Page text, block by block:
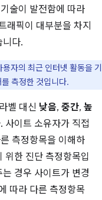
술이 발전함에 따라
래픽이 대부분을 차지
니다.
자의 최근 인터넷 활동을 기
측정한 것입니다.
라벨 대신 낮음, 중간, 높
사이트 소유자가 직접
측정항목을 이해하
위한 진단 측정항목입
경우 사이트가 변경
따라 다른 측정항목